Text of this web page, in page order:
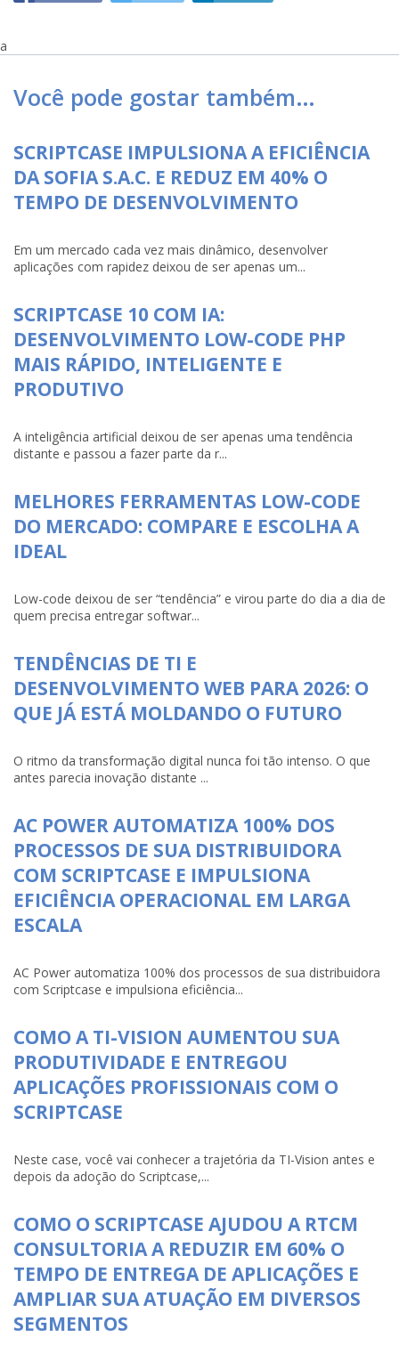
a
Você pode gostar também…
SCRIPTCASE IMPULSIONA A EFICIÊNCIA
DA SOFIA S.A.C. E REDUZ EM 40% O
TEMPO DE DESENVOLVIMENTO
Em um mercado cada vez mais dinâmico, desenvolver
aplicações com rapidez deixou de ser apenas um...
SCRIPTCASE 10 COM IA:
DESENVOLVIMENTO LOW-CODE PHP
MAIS RÁPIDO, INTELIGENTE E
PRODUTIVO
A inteligência artificial deixou de ser apenas uma tendência
distante e passou a fazer parte da r...
MELHORES FERRAMENTAS LOW-CODE
DO MERCADO: COMPARE E ESCOLHA A
IDEAL
Low-code deixou de ser “tendência” e virou parte do dia a dia de
quem precisa entregar softwar...
TENDÊNCIAS DE TI E
DESENVOLVIMENTO WEB PARA 2026: O
QUE JÁ ESTÁ MOLDANDO O FUTURO
O ritmo da transformação digital nunca foi tão intenso. O que
antes parecia inovação distante ...
AC POWER AUTOMATIZA 100% DOS
PROCESSOS DE SUA DISTRIBUIDORA
COM SCRIPTCASE E IMPULSIONA
EFICIÊNCIA OPERACIONAL EM LARGA
ESCALA
AC Power automatiza 100% dos processos de sua distribuidora
com Scriptcase e impulsiona eficiência...
COMO A TI-VISION AUMENTOU SUA
PRODUTIVIDADE E ENTREGOU
APLICAÇÕES PROFISSIONAIS COM O
SCRIPTCASE
Neste case, você vai conhecer a trajetória da TI-Vision antes e
depois da adoção do Scriptcase,...
COMO O SCRIPTCASE AJUDOU A RTCM
CONSULTORIA A REDUZIR EM 60% O
TEMPO DE ENTREGA DE APLICAÇÕES E
AMPLIAR SUA ATUAÇÃO EM DIVERSOS
SEGMENTOS